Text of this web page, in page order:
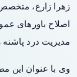
زهرا زارع،
اصلاح باورهای
مدیریت درد پاشنه
وی با عنوان این